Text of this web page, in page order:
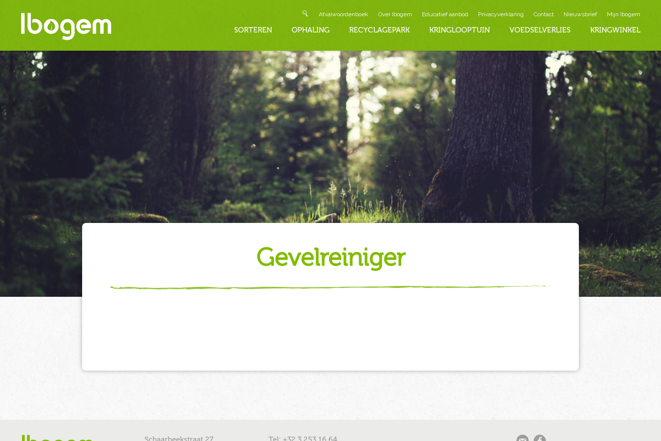
Afvalwoordenboek Over Ibogem Educatief aanbod Privacyverklaring Contact Nieuwsbrief Mijn Ibogem
SORTEREN OPHALING RECYCLAGEPARK KRINGLOOPTUIN VOEDSELVERLIES KRINGWINKEL
gevelreiniger